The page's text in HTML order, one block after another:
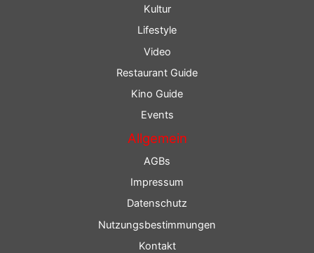
Kultur
Lifestyle
Video
Restaurant Guide
Kino Guide
Events
Allgemein
AGBs
Impressum
Datenschutz
Nutzungsbestimmungen
Kontakt